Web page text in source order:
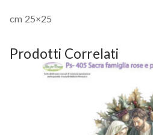
cm 25×25
Prodotti Correlati